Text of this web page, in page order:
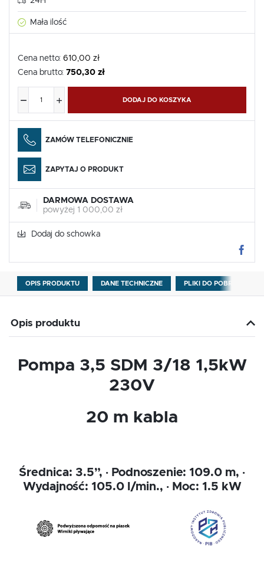
Mała ilość
Cena netto: 610,00 zł
Cena brutto: 750,30 zł
DODAJ DO KOSZYKA
ZAMÓW TELEFONICZNIE
ZAPYTAJ O PRODUKT
DARMOWA DOSTAWA
powyżej 1 000,00 zł
Dodaj do schowka
OPIS PRODUKTU DANE TECHNICZNE PLIKI DO POBRANIA
Opis produktu
Pompa 3,5 SDM 3/18 1,5kW
230V
20 m kabla
Średnica: 3.5”, · Podnoszenie: 109.0 m, ·
Wydajność: 105.0 l/min., · Moc: 1.5 kW